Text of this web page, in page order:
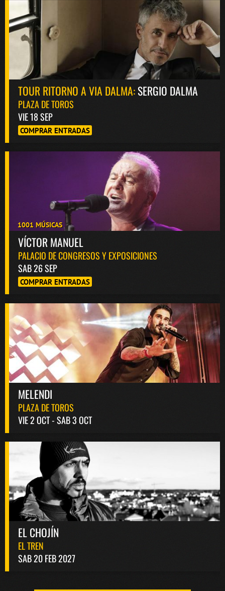
TOUR RITORNO A VIA DALMA:SERGIO DALMA
PLAZA DE TOROS
VIE 18 SEP
COMPRAR ENTRADAS
1001 MÚSICAS
VÍCTOR MANUEL
PALACIO DE CONGRESOS Y EXPOSICIONES
SAB 26 SEP
COMPRAR ENTRADAS
MELENDI
PLAZA DE TOROS
VIE 2 OCT - SAB 3 OCT
EL CHOJÍN
EL TREN
SAB 20 FEB 2027